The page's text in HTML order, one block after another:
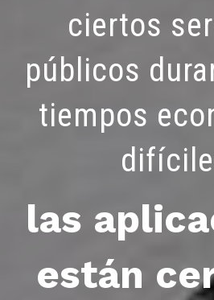
ciertos
públicos
tiempos
las
están